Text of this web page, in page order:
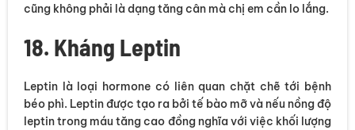
cũng không phải là dạng tăng cân mà chị em cần lo lắng.
18. Kháng Leptin
Leptin là loại hormone có liên quan chặt chẽ tới bệnh
béo phì. Leptin được tạo ra bởi tế bào mỡ và nếu nồng độ
leptin trong máu tăng cao đồng nghĩa với việc khối lượng